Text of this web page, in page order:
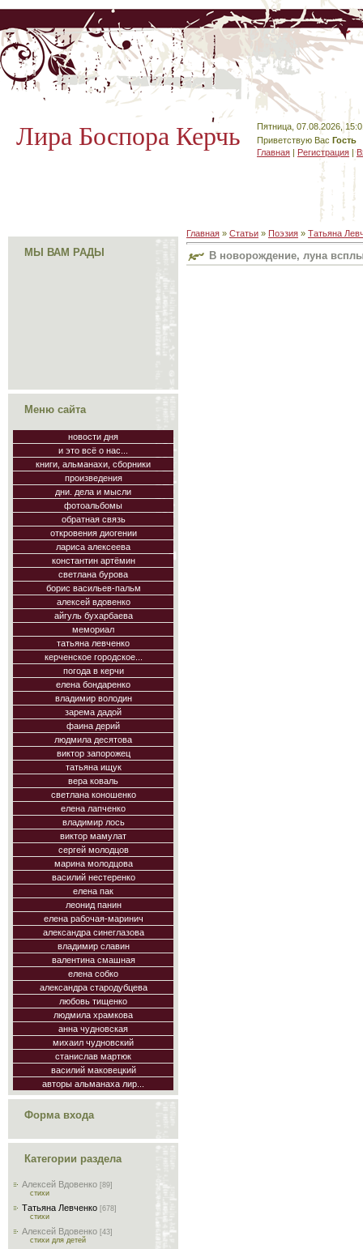
Лира Боспора Керчь
Пятница, 07.08.2026,
Приветствую Вас Гость
Главная | Регистрация |
МЫ ВАМ РАДЫ
Меню сайта
новости дня
и это всё о нас...
книги, альманахи, сборники
произведения
дни. дела и мысли
фотоальбомы
обратная связь
откровения диогении
лариса алексеева
константин артёмин
светлана бурова
борис васильев-пальм
алексей вдовенко
айгуль бухарбаева
мемориал
татьяна левченко
керченское городское...
погода в керчи
елена бондаренко
владимир володин
зарема дадой
фаина дерий
людмила десятова
виктор запорожец
татьяна ищук
вера коваль
светлана коношенко
елена лапченко
владимир лось
виктор мамулат
сергей молодцов
марина молодцова
василий нестеренко
елена пак
леонид панин
елена рабочая-маринич
александра синеглазова
владимир славин
валентина смашная
елена собко
александра стародубцева
любовь тищенко
людмила храмкова
анна чудновская
михаил чудновский
станислав мартюк
василий маковецкий
авторы альманаха лир...
Форма входа
Категории раздела
Алексей Вдовенко [89]
стихи
Татьяна Левченко [678]
стихи
Алексей Вдовенко [43]
стихи для детей
Главная » Статьи » Поэзия » Татьяна
В новорождение, луна